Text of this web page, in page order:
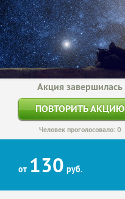
Акция завершилась
ПОВТОРИТЬ АКЦИЮ
Человек проголосовало: 0
от 130 руб.